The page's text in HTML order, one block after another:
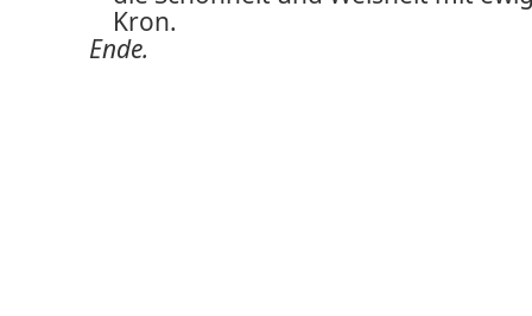
Kron.
Ende.